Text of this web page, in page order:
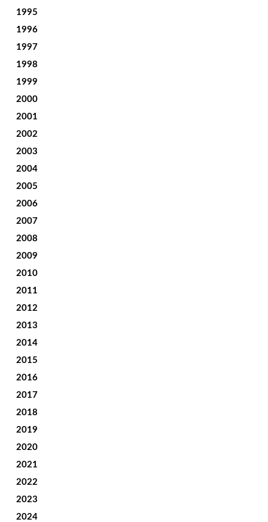
1995
1996
1997
1998
1999
2000
2001
2002
2003
2004
2005
2006
2007
2008
2009
2010
2011
2012
2013
2014
2015
2016
2017
2018
2019
2020
2021
2022
2023
2024